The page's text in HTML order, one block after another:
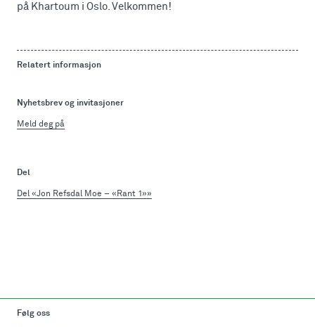
på Khartoum i Oslo. Velkommen!
Relatert informasjon
Nyhetsbrev og invitasjoner
Meld deg på
Del
Del «Jon Refsdal Moe – «Rant 1»»
Følg oss